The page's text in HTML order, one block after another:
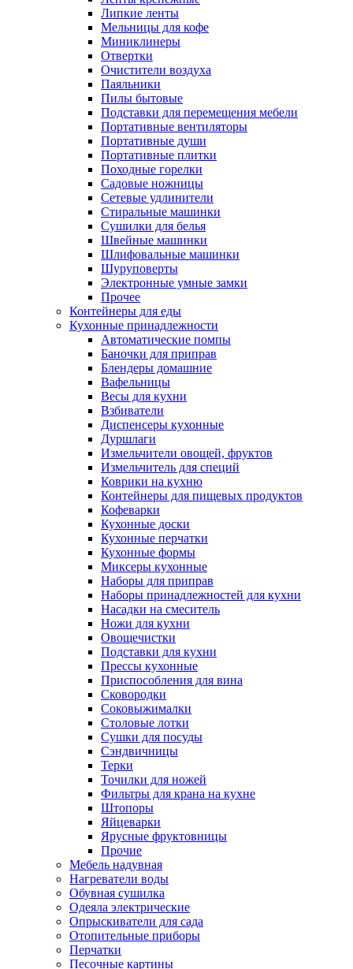
Липкие ленты
Мельницы для кофе
Миниклинеры
Отвертки
Очистители воздуха
Паяльники
Пилы бытовые
Подставки для перемещения мебели
Портативные вентиляторы
Портативные души
Портативные плитки
Походные горелки
Садовые ножницы
Сетевые удлинители
Стиральные машинки
Сушилки для белья
Швейные машинки
Шлифовальные машинки
Шуруповерты
Электронные умные замки
Прочее
Контейнеры для еды
Кухонные принадлежности
Автоматические помпы
Баночки для приправ
Блендеры домашние
Вафельницы
Весы для кухни
Взбиватели
Диспенсеры кухонные
Дуршлаги
Измельчители овощей, фруктов
Измельчитель для специй
Коврики на кухню
Контейнеры для пищевых продуктов
Кофеварки
Кухонные доски
Кухонные перчатки
Кухонные формы
Миксеры кухонные
Наборы для приправ
Наборы принадлежностей для кухни
Насадки на смеситель
Ножи для кухни
Овощечистки
Подставки для кухни
Прессы кухонные
Приспособления для вина
Сковородки
Соковыжималки
Столовые лотки
Сушки для посуды
Сэндвичницы
Терки
Точилки для ножей
Фильтры для крана на кухне
Штопоры
Яйцеварки
Ярусные фруктовницы
Прочие
Мебель надувная
Нагреватели воды
Обувная сушилка
Одеяла электрические
Опрыскиватели для сада
Отопительные приборы
Перчатки
Песочные картины